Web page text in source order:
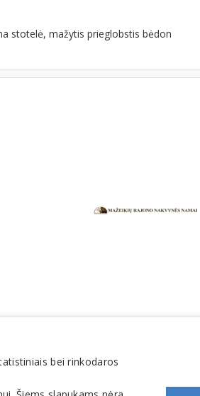
stotelė, mažytis prieglobstis bėdon
bei rinkodaros